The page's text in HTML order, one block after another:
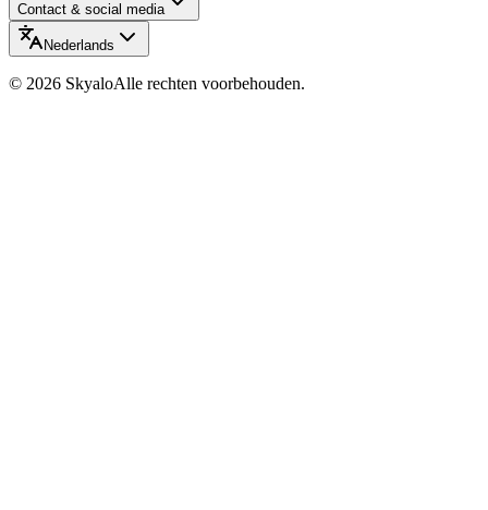
Contact & social media
Nederlands
© 2026 SkyaloAlle rechten voorbehouden.